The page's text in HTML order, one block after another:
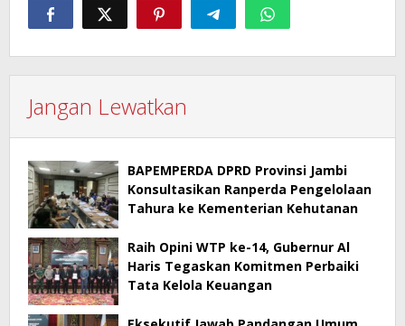
Jangan Lewatkan
BAPEMPERDA DPRD Provinsi Jambi
Konsultasikan Ranperda Pengelolaan
Tahura ke Kementerian Kehutanan
Raih Opini WTP ke-14, Gubernur Al
Haris Tegaskan Komitmen Perbaiki
Tata Kelola Keuangan